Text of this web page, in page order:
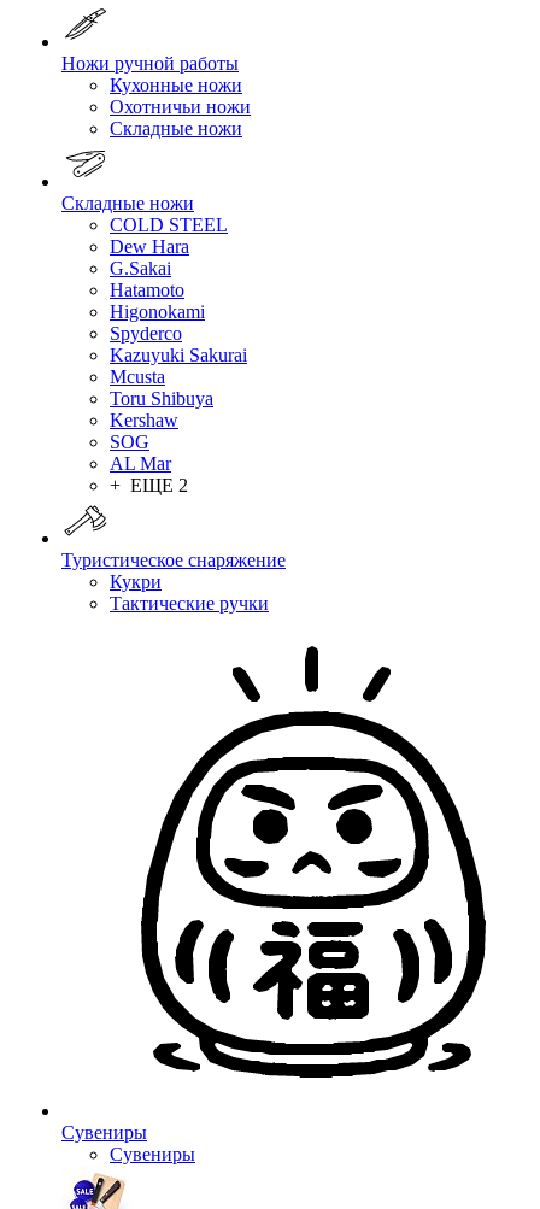
Ножи ручной работы
Кухонные ножи
Охотничьи ножи
Складные ножи
Складные ножи
COLD STEEL
Dew Hara
G.Sakai
Hatamoto
Higonokami
Spyderco
Kazuyuki Sakurai
Mcusta
Toru Shibuya
Kershaw
SOG
AL Mar
+ ЕЩЕ 2
Туристическое снаряжение
Кукри
Тактические ручки
Сувениры
Сувениры